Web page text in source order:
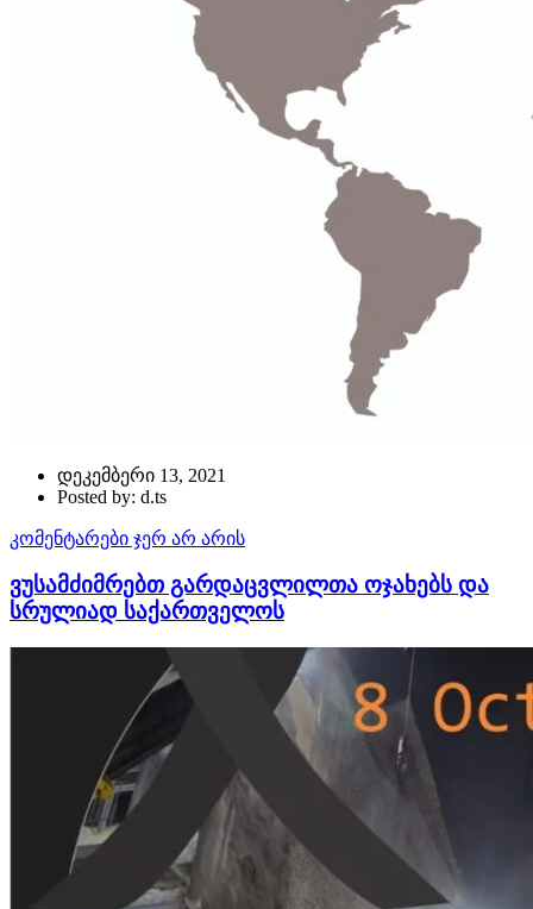
დეკემბერი 13, 2021
Posted by: d.ts
კომენტარები ჯერ არ არის
ვუსამძიმრებთ გარდაცვლილთა ოჯახებს და
სრულიად საქართველოს